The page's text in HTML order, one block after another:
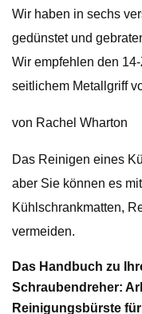
Wir haben in sechs
gedünstet und
Wir empfehlen den
seitlichem Metallgriff
von Rachel Wharton
Das Reinigen eines
aber Sie können es
Kühlschrankmatten,
vermeiden.
Das Handbuch zu
Schraubendreher:
Reinigungsbürste